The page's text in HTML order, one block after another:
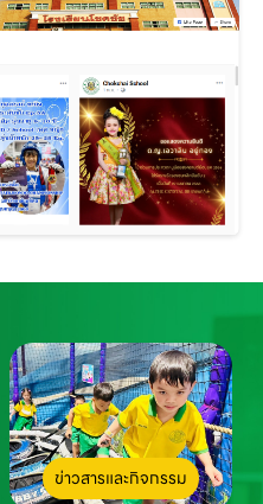
ข่าวสารและกิจกรรม